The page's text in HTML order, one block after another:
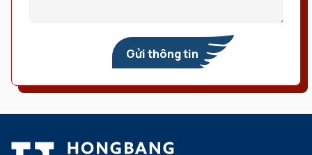
Gửi thông tin